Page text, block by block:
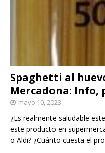
Spaghetti al
Mercadona:
mayo 10, 2023
¿Es realmente saludable
este producto en
o Aldi? ¿Cuánto cuesta el